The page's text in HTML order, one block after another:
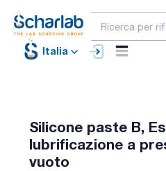
Italia
Silicone paste B,
lubrificazione a
vuoto